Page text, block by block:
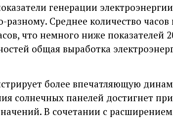
генерации
разному. Среднее количество
что немного ниже показателей
общая выработка
более впечатляющую
солнечных панелей достигнет
В сочетании с